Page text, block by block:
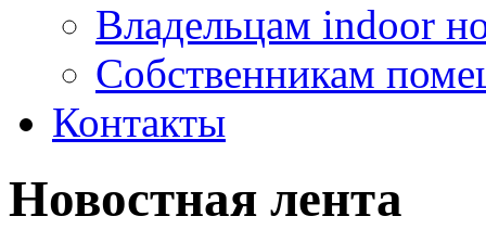
Владельцам indoor
Собственникам
Контакты
Новостная лента